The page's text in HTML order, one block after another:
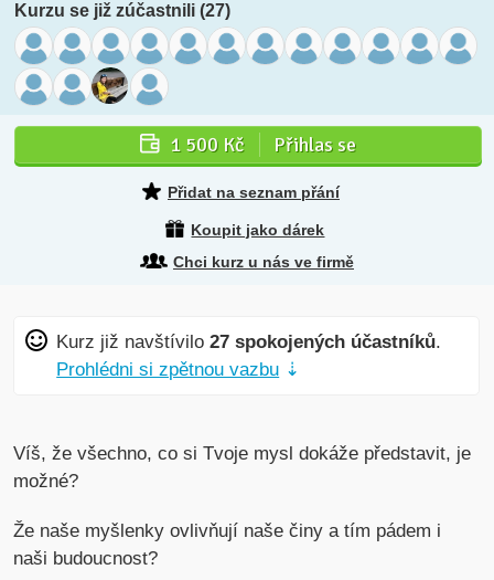
Kurzu se již zúčastnili (27)
1 500 Kč Přihlas se
Přidat na seznam přání
Koupit jako dárek
Chci kurz u nás ve firmě
Kurz již navštívilo27 spokojených účastníků.
Prohlédni si zpětnou vazbu ⇣
Víš, že všechno, co si Tvoje mysl dokáže představit, je
možné?
Že naše myšlenky ovlivňují naše činy a tím pádem i
naši budoucnost?